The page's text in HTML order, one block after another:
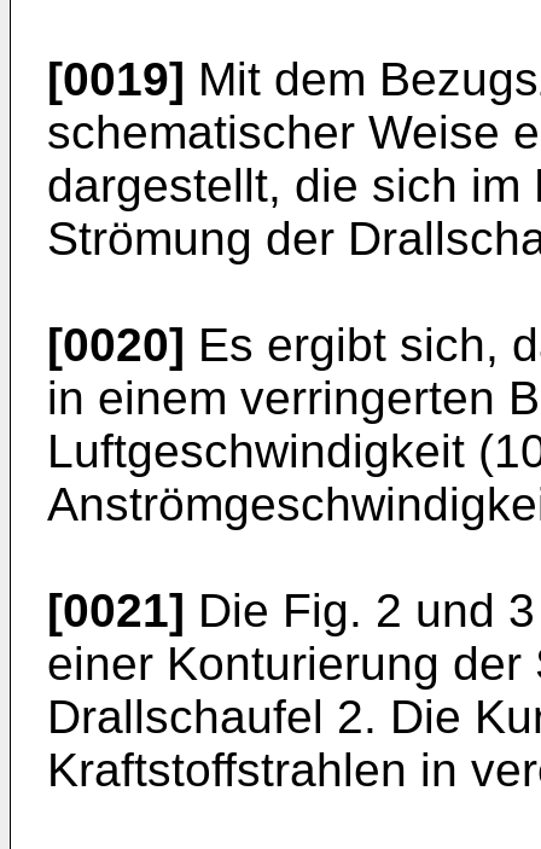
[0019] Mit dem
schematischer Weise
dargestellt, die sich im
Strömung der
[0020] Es ergibt sich,
in einem verringerten
Luftgeschwindigkeit
[0021] Die Fig. 2 und
einer Konturierung
Drallschaufel 2. Die
Kraftstoffstrahlen in